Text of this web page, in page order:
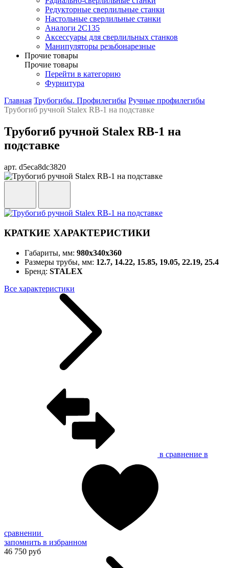
Редукторные сверлильные станки
Настольные сверлильные станки
Аналоги 2С135
Аксессуары для сверлильных станков
Манипуляторы резьбонарезные
Прочие товары
Прочие товары
Перейти в категорию
Фурнитура
Главная Трубогибы. Профилегибы Ручные профилегибы
Трубогиб ручной Stalex RB-1 на подставке
Трубогиб ручной Stalex RB-1 на
подставке
арт. d5eca8dc3820
КРАТКИЕ ХАРАКТЕРИСТИКИ
Габариты, мм: 980x340x360
Размеры трубы, мм: 12.7, 14.22, 15.85, 19.05, 22.19, 25.4
Бренд: STALEX
Все характеристики
в сравнение в
сравнении
запомнить в избранном
46 750 руб